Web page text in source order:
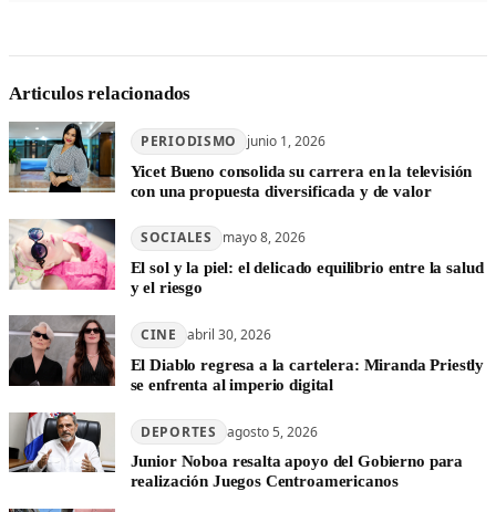
Articulos relacionados
PERIODISMO junio 1, 2026
Yicet Bueno consolida su carrera en la televisión
con una propuesta diversificada y de valor
SOCIALES mayo 8, 2026
El sol y la piel: el delicado equilibrio entre la salud
y el riesgo
CINE abril 30, 2026
El Diablo regresa a la cartelera: Miranda Priestly
se enfrenta al imperio digital
DEPORTES agosto 5, 2026
Junior Noboa resalta apoyo del Gobierno para
realización Juegos Centroamericanos